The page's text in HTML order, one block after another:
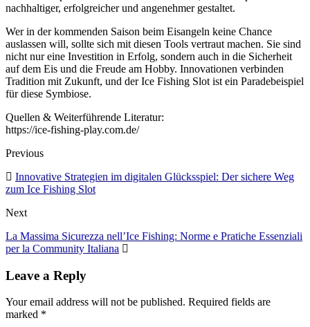
nachhaltiger, erfolgreicher und angenehmer gestaltet.
Wer in der kommenden Saison beim Eisangeln keine Chance
auslassen will, sollte sich mit diesen Tools vertraut machen. Sie sind
nicht nur eine Investition in Erfolg, sondern auch in die Sicherheit
auf dem Eis und die Freude am Hobby. Innovationen verbinden
Tradition mit Zukunft, und der Ice Fishing Slot ist ein Paradebeispiel
für diese Symbiose.
Quellen & Weiterführende Literatur:
https://ice-fishing-play.com.de/
Previous
Innovative Strategien im digitalen Glücksspiel: Der sichere Weg
zum Ice Fishing Slot
Next
La Massima Sicurezza nell’Ice Fishing: Norme e Pratiche Essenziali
per la Community Italiana
Leave a Reply
Your email address will not be published. Required fields are
marked *